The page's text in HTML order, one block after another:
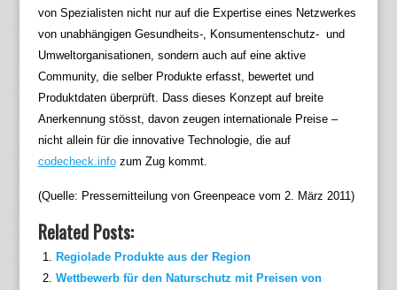
von Spezialisten nicht nur auf die Expertise eines Netzwerkes
von unabhängigen Gesundheits-, Konsumentenschutz- und
Umweltorganisationen, sondern auch auf eine aktive
Community, die selber Produkte erfasst, bewertet und
Produktdaten überprüft. Dass dieses Konzept auf breite
Anerkennung stösst, davon zeugen internationale Preise –
nicht allein für die innovative Technologie, die auf
codecheck.infozum Zug kommt.
(Quelle: Pressemitteilung von Greenpeace vom 2. März 2011)
Related Posts:
Regiolade Produkte aus der Region
Wettbewerb für den Naturschutz mit Preisen von